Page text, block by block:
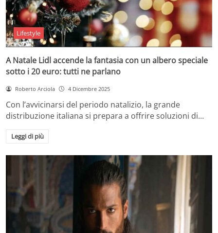
Lifestyle
A Natale Lidl accende la fantasia con un albero speciale
sotto i 20 euro: tutti ne parlano
Roberto Arciola 4 Dicembre 2025
Con l’avvicinarsi del periodo natalizio, la grande
distribuzione italiana si prepara a offrire soluzioni di…
Leggi di più